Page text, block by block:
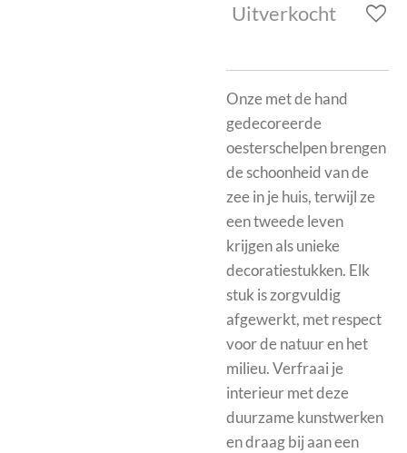
Uitverkocht
Onze met de hand
gedecoreerde
oesterschelpen brengen
de schoonheid van de
zee in je huis, terwijl ze
een tweede leven
krijgen als unieke
decoratiestukken. Elk
stuk is zorgvuldig
afgewerkt, met respect
voor de natuur en het
milieu. Verfraai je
interieur met deze
duurzame kunstwerken
en draag bij aan een